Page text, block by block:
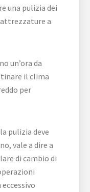
una pulizia dei
a
un’ora da
il clima
per
pulizia deve
vale a dire a
di cambio di